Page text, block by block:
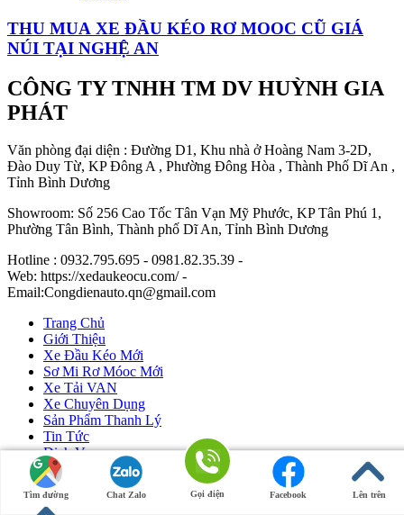
THU MUA XE ĐẦU KÉO RƠ MOOC CŨ GIÁ
NÚI TẠI NGHỆ AN
CÔNG TY TNHH TM DV HUỲNH GIA
PHÁT
Văn phòng đại diện : Đường D1, Khu nhà ở Hoàng Nam 3-2D,
Đào Duy Từ, KP Đông A , Phường Đông Hòa , Thành Phố Dĩ An ,
Tỉnh Bình Dương
Showroom: Số 256 Cao Tốc Tân Vạn Mỹ Phước, KP Tân Phú 1,
Phường Tân Bình, Thành phố Dĩ An, Tỉnh Bình Dương
Hotline : 0932.795.695 - 0981.82.35.39 -
Web: https://xedaukeocu.com/ -
Email:Congdienauto.qn@gmail.com
Tìm đường Chat Zalo Gọi điện Facebook Lên trên
Trang Chủ
Giới Thiệu
Xe Đầu Kéo Mới
Sơ Mi Rơ Móoc Mới
Xe Tải VAN
Xe Chuyên Dụng
Sản Phẩm Thanh Lý
Tin Tức
Dịch Vụ
Liên Hệ
Ô Tô Huỳnh Gia Phát|Xe Đầu Kéo Mỹ by Huỳnh Gia Phát.